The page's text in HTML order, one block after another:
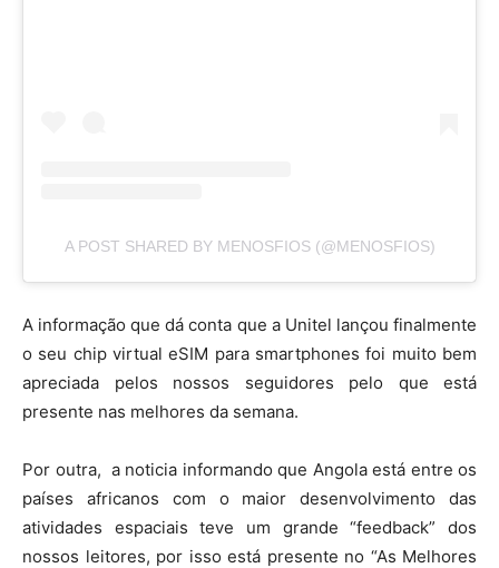
A POST SHARED BY MENOSFIOS (@MENOSFIOS)
A informação que dá conta que a Unitel lançou finalmente
o seu chip virtual eSIM para smartphones foi muito bem
apreciada pelos nossos seguidores pelo que está
presente nas melhores da semana.
Por outra, a noticia informando que Angola está entre os
países africanos com o maior desenvolvimento das
atividades espaciais teve um grande “feedback” dos
nossos leitores, por isso está presente no “As Melhores